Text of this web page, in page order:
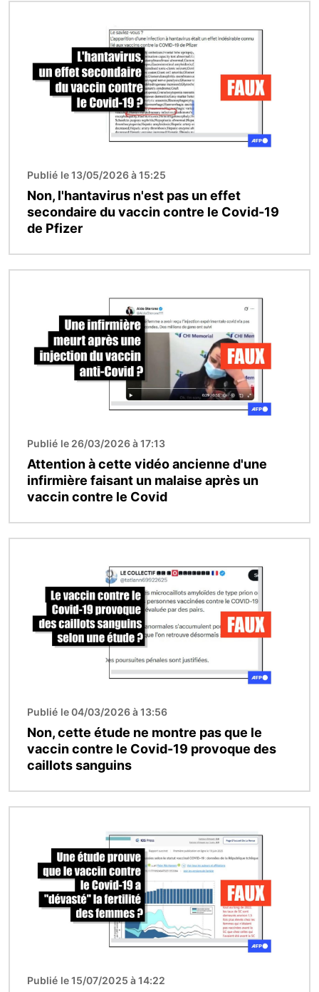
Publié le 13/05/2026 à 15:25
Non, l'hantavirus n'est pas un effet
secondaire du vaccin contre le Covid-19
de Pfizer
Publié le 26/03/2026 à 17:13
Attention à cette vidéo ancienne d'une
infirmière faisant un malaise après un
vaccin contre le Covid
Publié le 04/03/2026 à 13:56
Non, cette étude ne montre pas que le
vaccin contre le Covid-19 provoque des
caillots sanguins
Publié le 15/07/2025 à 14:22